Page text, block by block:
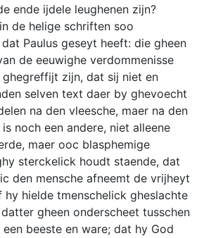
ende ijdele leughenen zijn?
de helige schriften soo
Paulus geseyt heeft: die gheen
de eeuwighe verdommenisse
zijn, dat sij niet en
selven text daer by ghevoecht
na den vleesche, maer na den
noch een andere, niet alleene
maer ooc blasphemige
sterckelick houdt staende, dat
den mensche afneemt de vrijheyt
hy hielde tmenschelick gheslachte
gheen onderscheet tusschen
beeste en ware; dat hy God